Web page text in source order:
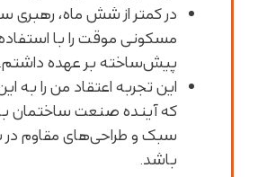
مسکونی موقت را با
پیش‌ساخته بر عهده داشتم.
این تجربه اعتقاد من را به
که آینده صنعت ساختمان
سبک و طراحی‌های مقاوم در
باشد.